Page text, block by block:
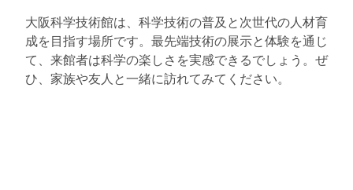
大阪科学技術館は、科学技術の普及と次世代の人材育
成を目指す場所です。最先端技術の展示と体験を通じ
て、来館者は科学の楽しさを実感できるでしょう。ぜ
ひ、家族や友人と一緒に訪れてみてください。